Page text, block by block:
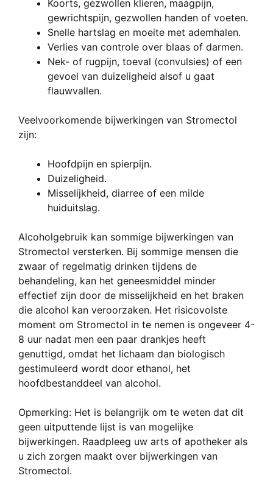
Koorts, gezwollen klieren, maagpijn,
gewrichtspijn, gezwollen handen of voeten.
Snelle hartslag en moeite met ademhalen.
Verlies van controle over blaas of darmen.
Nek- of rugpijn, toeval (convulsies) of een
gevoel van duizeligheid alsof u gaat
flauwvallen.
Veelvoorkomende bijwerkingen van Stromectol
zijn:
Hoofdpijn en spierpijn.
Duizeligheid.
Misselijkheid, diarree of een milde
huiduitslag.
Alcoholgebruik kan sommige bijwerkingen van
Stromectol versterken. Bij sommige mensen die
zwaar of regelmatig drinken tijdens de
behandeling, kan het geneesmiddel minder
effectief zijn door de misselijkheid en het braken
die alcohol kan veroorzaken. Het risicovolste
moment om Stromectol in te nemen is ongeveer 4-
8 uur nadat men een paar drankjes heeft
genuttigd, omdat het lichaam dan biologisch
gestimuleerd wordt door ethanol, het
hoofdbestanddeel van alcohol.
Opmerking: Het is belangrijk om te weten dat dit
geen uitputtende lijst is van mogelijke
bijwerkingen. Raadpleeg uw arts of apotheker als
u zich zorgen maakt over bijwerkingen van
Stromectol.